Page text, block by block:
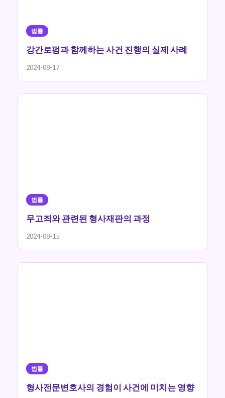
법률
강간로펌과 함께하는 사건 진행의 실제 사례
2024-08-17
법률
무고죄와 관련된 형사재판의 과정
2024-08-15
법률
형사전문변호사의 경험이 사건에 미치는 영향